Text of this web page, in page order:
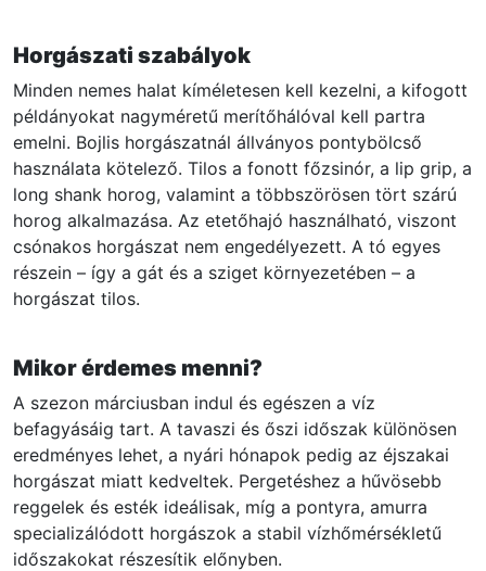
Horgászati szabályok
Minden nemes halat kíméletesen kell kezelni, a kifogott
példányokat nagyméretű merítőhálóval kell partra
emelni. Bojlis horgászatnál állványos pontybölcső
használata kötelező. Tilos a fonott főzsinór, a lip grip, a
long shank horog, valamint a többszörösen tört szárú
horog alkalmazása. Az etetőhajó használható, viszont
csónakos horgászat nem engedélyezett. A tó egyes
részein – így a gát és a sziget környezetében – a
horgászat tilos.
Mikor érdemes menni?
A szezon márciusban indul és egészen a víz
befagyásáig tart. A tavaszi és őszi időszak különösen
eredményes lehet, a nyári hónapok pedig az éjszakai
horgászat miatt kedveltek. Pergetéshez a hűvösebb
reggelek és esték ideálisak, míg a pontyra, amurra
specializálódott horgászok a stabil vízhőmérsékletű
időszakokat részesítik előnyben.